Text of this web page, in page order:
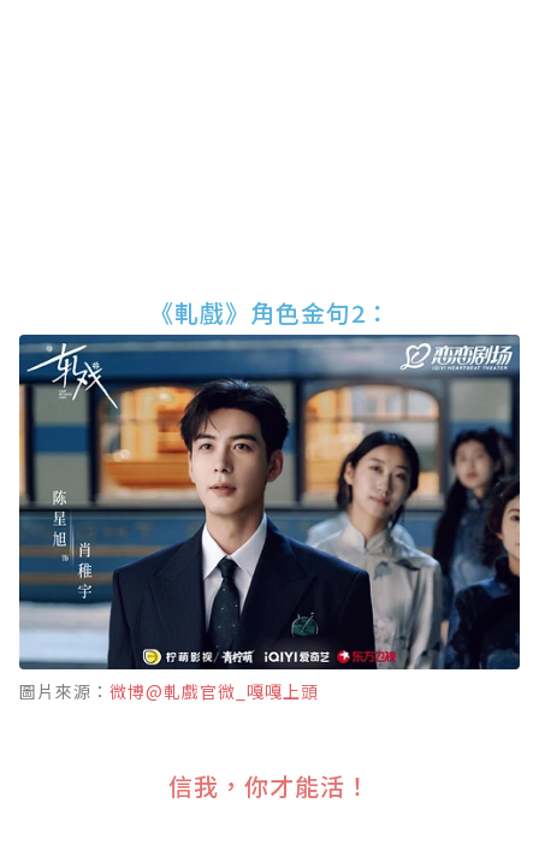
《軋戲》角色金句2：
圖片來源： 微博@軋戲官微_嘎嘎上頭
信我，你才能活！